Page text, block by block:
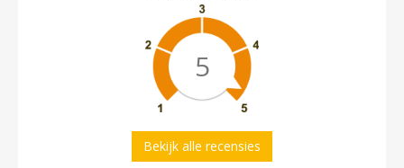
5
Bekijk alle recensies